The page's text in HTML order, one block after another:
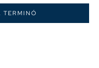
TERMINÓ